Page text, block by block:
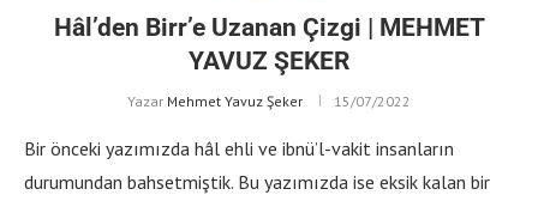
Hâl’den Birr’e Uzanan Çizgi | MEHMET
YAVUZ ŞEKER
Yazar Mehmet Yavuz Şeker 15/07/2022
Bir önceki yazımızda hâl ehli ve ibnü’l-vakit insanların
durumundan bahsetmiştik. Bu yazımızda ise eksik kalan bir